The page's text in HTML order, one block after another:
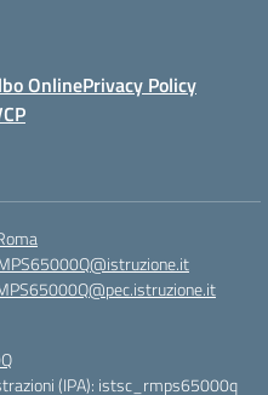
OnlinePrivacy Policy
(IPA): istsc_rmps65000q